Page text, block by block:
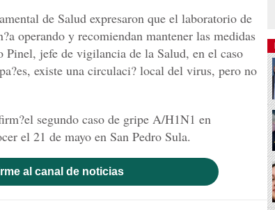
de Salud expresaron que el laboratorio de
operando y recomiendan mantener las medidas
jefe de vigilancia de la Salud, en el caso
existe una circulaci? local del virus, pero no
segundo caso de gripe A/H1N1 en
el 21 de mayo en San Pedro Sula.
al canal de noticias